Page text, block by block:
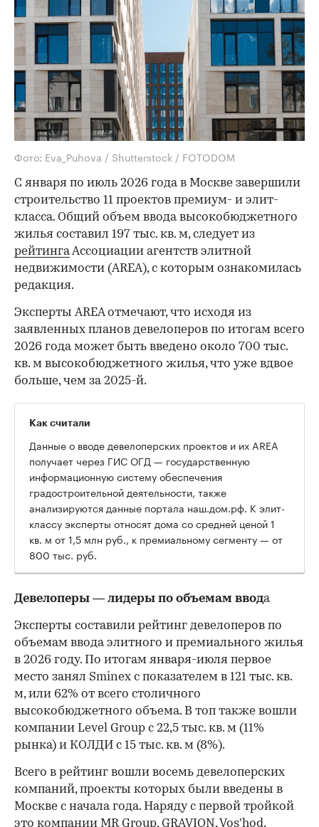
Топ девелоперов по вводу
недвижимости верхнего ценового
сегмента возглавил Sminex, на него
приходится 62% от всего объема. На
втором и третьем местах Level Group и
КОЛДИ
Фото: Eva_Puhova / Shutterstock / FOTODOM
С января по июль 2026 года в Москве завершили
строительство 11 проектов премиум- и элит-
класса. Общий объем ввода высокобюджетного
жилья составил 197 тыс. кв. м, следует из
рейтингаАссоциации агентств элитной
редакция.
Эксперты AREA отмечают, что исходя из
заявленных планов девелоперов по итогам всего
2026 года может быть введено около 700 тыс.
кв. м высокобюджетного жилья, что уже вдвое
больше, чем за 2025-й.
получает через ГИС ОГД — государственную
информационную систему обеспечения
градостроительной деятельности, также
анализируются данные портала наш.дом.рф. К элит-
классу эксперты относят дома со средней ценой 1
кв. м от 1,5 млн руб., к премиальному сегменту — от
800 тыс. руб.
Девелоперы — лидеры по объемам ввода
Эксперты составили рейтинг девелоперов по
объемам ввода элитного и премиального жилья